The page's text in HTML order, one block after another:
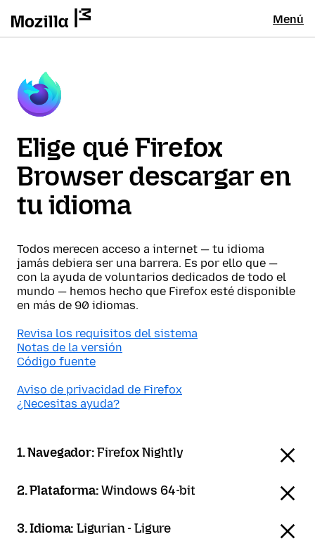
Menú
Elige qué Firefox
Browser descargar en
tu idioma
Todos merecen acceso a internet — tu idioma
jamás debiera ser una barrera. Es por ello que —
con la ayuda de voluntarios dedicados de todo el
mundo — hemos hecho que Firefox esté disponible
en más de 90 idiomas.
Revisa los requisitos del sistema
Notas de la versión
Código fuente
Aviso de privacidad de Firefox
¿Necesitas ayuda?
1. Navegador:Firefox Nightly
2. Plataforma:Windows 64-bit
3. Idioma:Ligurian - Ligure